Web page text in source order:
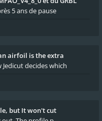
5 ans de pause
airfoil is the extra
decides which
but It won't cut